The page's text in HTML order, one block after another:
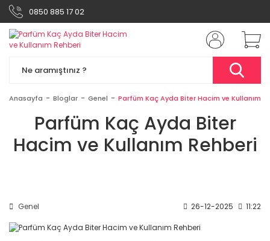
0850 885 17 02
Anasayfa Bloglar Genel Parfüm Kaç Ayda Biter Hacim ve Kullanım
Parfüm Kaç Ayda Biter
Hacim ve Kullanım Rehberi
Genel 26-12-2025 11:22